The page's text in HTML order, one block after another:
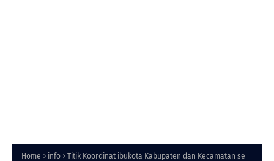
Home info
Titik Koordinat ibukota Kabupaten dan Kecamatan se